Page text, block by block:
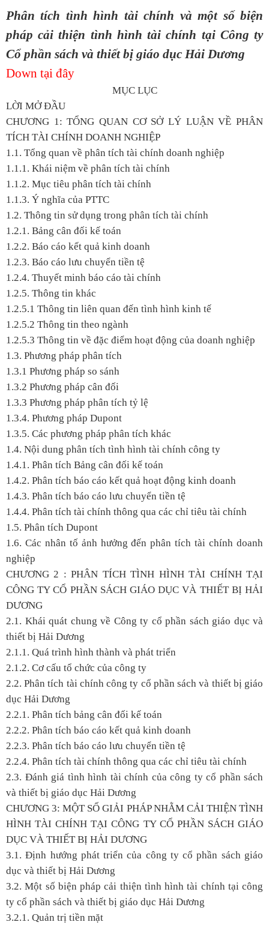
Phân tích tình hình tài chính và một số biện
pháp cải thiện tình hình tài chính tại Công ty
Cổ phần sách và thiết bị giáo dục Hải Dương
Down tại đây
MỤC LỤC
LỜI MỞ ĐẦU
CHƯƠNG 1: TỔNG QUAN CƠ SỞ LÝ LUẬN VỀ PHÂN
TÍCH TÀI CHÍNH DOANH NGHIỆP
1.1. Tổng quan về phân tích tài chính doanh nghiệp
1.1.1. Khái niệm về phân tích tài chính
1.1.2. Mục tiêu phân tích tài chính
1.1.3. Ý nghĩa của PTTC
1.2. Thông tin sử dụng trong phân tích tài chính
1.2.1. Bảng cân đối kế toán
1.2.2. Báo cáo kết quả kinh doanh
1.2.3. Báo cáo lưu chuyển tiền tệ
1.2.4. Thuyết minh báo cáo tài chính
1.2.5. Thông tin khác
1.2.5.1 Thông tin liên quan đến tình hình kinh tế
1.2.5.2 Thông tin theo ngành
1.2.5.3 Thông tin về đặc điểm hoạt động của doanh nghiệp
1.3. Phương pháp phân tích
1.3.1 Phương pháp so sánh
1.3.2 Phương pháp cân đối
1.3.3 Phương pháp phân tích tỷ lệ
1.3.4. Phương pháp Dupont
1.3.5. Các phương pháp phân tích khác
1.4. Nội dung phân tích tình hình tài chính công ty
1.4.1. Phân tích Bảng cân đối kế toán
1.4.2. Phân tích báo cáo kết quả hoạt động kinh doanh
1.4.3. Phân tích báo cáo lưu chuyển tiền tệ
1.4.4. Phân tích tài chính thông qua các chỉ tiêu tài chính
1.5. Phân tích Dupont
1.6. Các nhân tố ảnh hưởng đến phân tích tài chính doanh
nghiệp
CHƯƠNG 2 : PHÂN TÍCH TÌNH HÌNH TÀI CHÍNH TẠI
CÔNG TY CỔ PHẦN SÁCH GIÁO DỤC VÀ THIẾT BỊ HẢI
DƯƠNG
2.1. Khái quát chung về Công ty cổ phần sách giáo dục và
thiết bị Hải Dương
2.1.1. Quá trình hình thành và phát triển
2.1.2. Cơ cấu tổ chức của công ty
2.2. Phân tích tài chính công ty cổ phần sách và thiết bị giáo
dục Hải Dương
2.2.1. Phân tích bảng cân đối kế toán
2.2.2. Phân tích báo cáo kết quả kinh doanh
2.2.3. Phân tích báo cáo lưu chuyển tiền tệ
2.2.4. Phân tích tài chính thông qua các chỉ tiêu tài chính
2.3. Đánh giá tình hình tài chính của công ty cổ phần sách
và thiết bị giáo dục Hải Dương
CHƯƠNG 3: MỘT SỐ GIẢI PHÁP NHẰM CẢI THIỆN TÌNH
HÌNH TÀI CHÍNH TẠI CÔNG TY CỔ PHẦN SÁCH GIÁO
DỤC VÀ THIẾT BỊ HẢI DƯƠNG
3.1. Định hướng phát triển của công ty cổ phần sách giáo
dục và thiết bị Hải Dương
3.2. Một số biện pháp cải thiện tình hình tài chính tại công
ty cổ phần sách và thiết bị giáo dục Hải Dương
3.2.1. Quản trị tiền mặt